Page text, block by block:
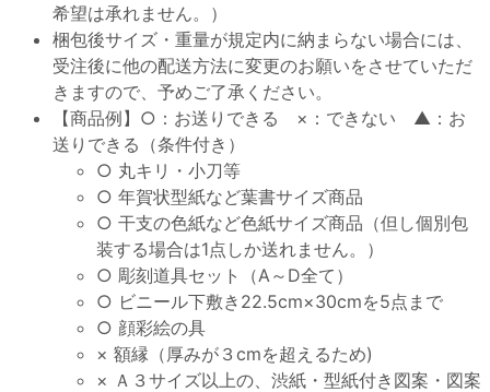
希望は承れません。）
梱包後サイズ・重量が規定内に納まらない場合には、
受注後に他の配送方法に変更のお願いをさせていただ
きますので、予めご了承ください。
【商品例】○：お送りできる ×：できない ▲：お
送りできる（条件付き）
○ 丸キリ・小刀等
○ 年賀状型紙など葉書サイズ商品
○ 干支の色紙など色紙サイズ商品（但し個別包
装する場合は1点しか送れません。）
○ 彫刻道具セット（A～D全て）
○ ビニール下敷き22.5cm×30cmを5点まで
○ 顔彩絵の具
× 額縁（厚みが３cmを超えるため)
× Ａ３サイズ以上の、渋紙・型紙付き図案・図案